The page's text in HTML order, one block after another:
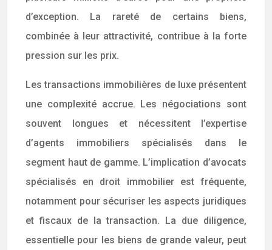
d’exception. La rareté de certains biens,
combinée à leur attractivité, contribue à la forte
pression sur les prix.
Les transactions immobilières de luxe présentent
une complexité accrue. Les négociations sont
souvent longues et nécessitent l’expertise
d’agents immobiliers spécialisés dans le
segment haut de gamme. L’implication d’avocats
spécialisés en droit immobilier est fréquente,
notamment pour sécuriser les aspects juridiques
et fiscaux de la transaction. La due diligence,
essentielle pour les biens de grande valeur, peut